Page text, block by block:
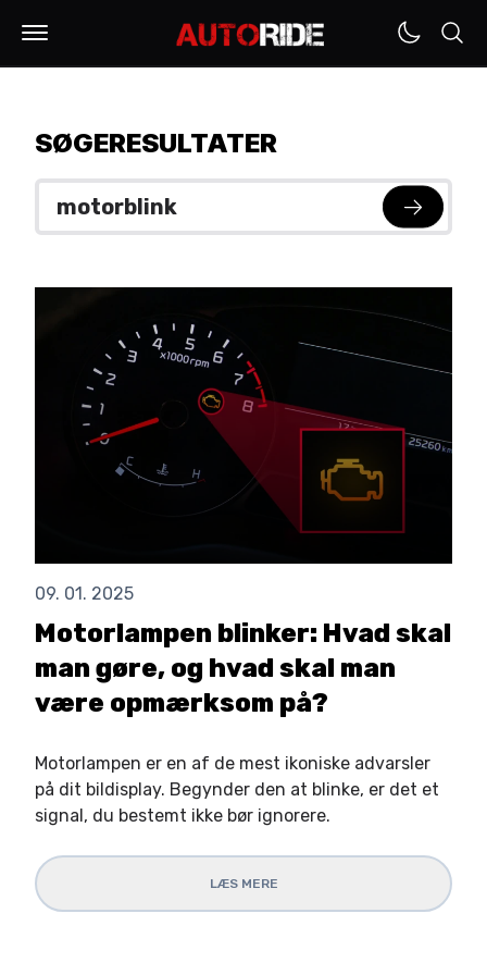
SØGERESULTATER
09. 01. 2025
Motorlampen blinker: Hvad skal
man gøre, og hvad skal man
være opmærksom på?
Motorlampen er en af de mest ikoniske advarsler
på dit bildisplay. Begynder den at blinke, er det et
signal, du bestemt ikke bør ignorere.
LÆS MERE